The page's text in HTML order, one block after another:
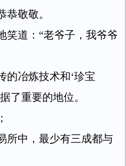
敬敬。
笑道：“老爷子，我爷爷
的冶炼技术和‘珍宝
了重要的地位。
所中，最少有三成都与